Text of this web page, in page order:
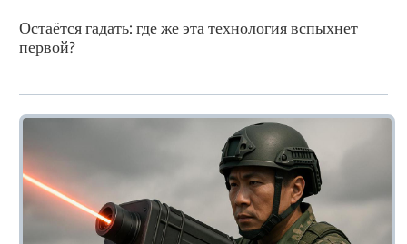
Остаётся гадать: где же эта технология вспыхнет
первой?